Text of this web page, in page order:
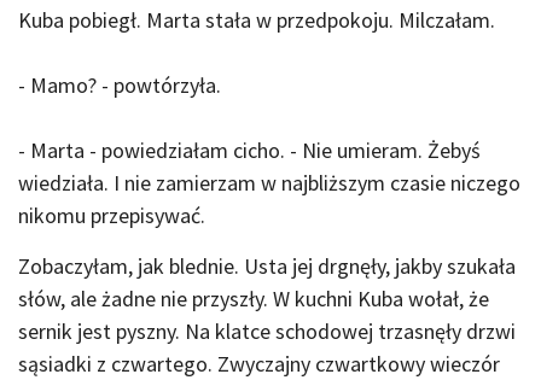
Kuba pobiegł. Marta stała w przedpokoju. Milczałam.
- Mamo? - powtórzyła.
- Marta - powiedziałam cicho. - Nie umieram. Żebyś
wiedziała. I nie zamierzam w najbliższym czasie niczego
nikomu przepisywać.
Zobaczyłam, jak blednie. Usta jej drgnęły, jakby szukała
słów, ale żadne nie przyszły. W kuchni Kuba wołał, że
sernik jest pyszny. Na klatce schodowej trzasnęły drzwi
sąsiadki z czwartego. Zwyczajny czwartkowy wieczór